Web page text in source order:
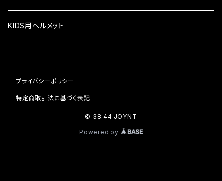
TEAM MODEL
7.625×31.1
7.875×31.5
KIDS用ヘルメット
プライバシーポリシー
特定商取引法に基づく表記
© 38:44 JOYNT
Powered by